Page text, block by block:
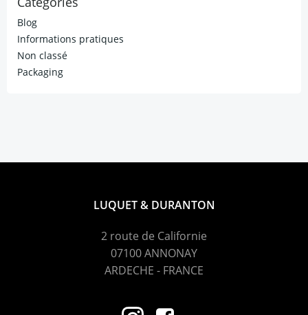
Blog
Informations pratiques
Non classé
Packaging
LUQUET & DURANTON
2 route de Californie
07100 ANNONAY
ARDECHE - FRANCE